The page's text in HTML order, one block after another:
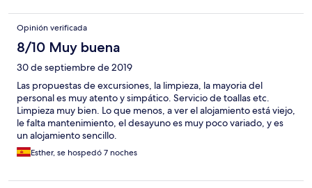
transfer back to the airport. We had booked and paid for our
return trip and confirmed departure time only to be told 5mins
before scheduled departure that the boat would not leave for
another 2 hours. What made it worse was the receptionist then
said that he had not told me the departure time which was the
worst thing. Soon after my request to speak to the manager
about the matter another boat was found for us !!!. It was very
unprofessional the way it was dealt with.
Opinión verificada
8/10 Muy buena
30 de septiembre de 2019
Las propuestas de excursiones, la limpieza, la mayoria del
personal es muy atento y simpático. Servicio de toallas etc.
Limpieza muy bien. Lo que menos, a ver el alojamiento está viejo,
le falta mantenimiento, el desayuno es muy poco variado, y es
un alojamiento sencillo.
Esther, se hospedó 7 noches